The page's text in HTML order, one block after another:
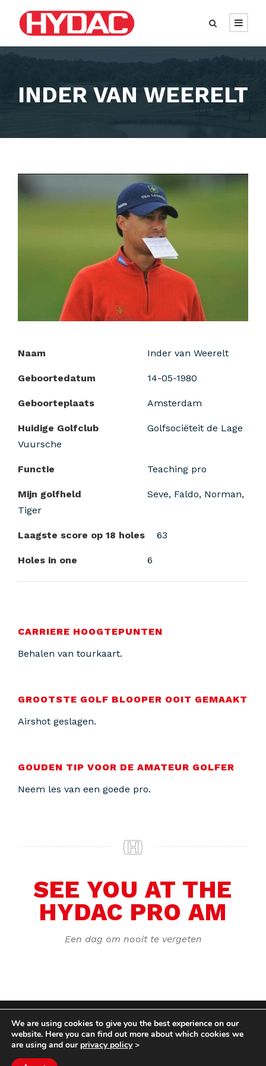
INDER VAN WEERELT
Naam Inder van Weerelt
Geboortedatum 14-05-1980
Geboorteplaats Amsterdam
Huidige Golfclub
Golfsociëteit de Lage
Vuursche
Functie Teaching pro
Mijn golfheld
Seve, Faldo, Norman,
Tiger
Laagste score op 18 holes 63
Holes in one 6
CARRIERE HOOGTEPUNTEN
Behalen van tourkaart.
GROOTSTE GOLF BLOOPER OOIT GEMAAKT
Airshot geslagen.
GOUDEN TIP VOOR DE AMATEUR GOLFER
Neem les van een goede pro.
SEE YOU AT THE
HYDAC PRO AM
Een dag om nooit te vergeten
COPYRIGHT HYCOM ALL RIGHTS RESERVED |
IMPRINT|TERMS & CONDITIONS
We are using cookies to give you the best experience on our
website. Here you can find out more about which cookies we
are using and our privacy policy>